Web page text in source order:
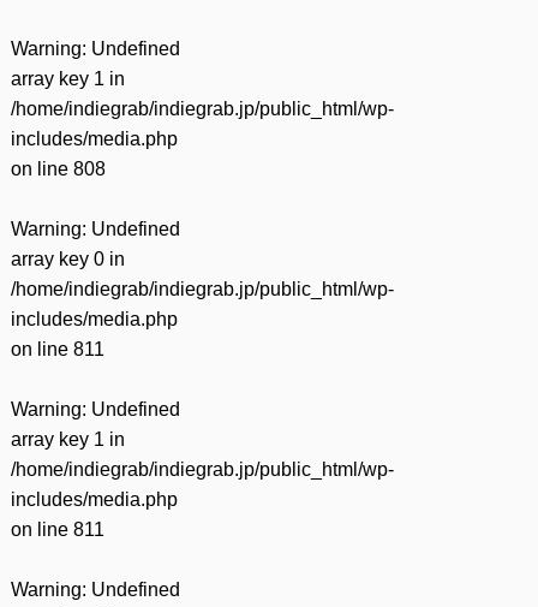
Warning: Undefined
array key 1 in
/home/indiegrab/indiegrab.jp/public_html/wp-
includes/media.php
on line 808
Warning: Undefined
array key 0 in
/home/indiegrab/indiegrab.jp/public_html/wp-
includes/media.php
on line 811
Warning: Undefined
array key 1 in
/home/indiegrab/indiegrab.jp/public_html/wp-
includes/media.php
on line 811
Warning: Undefined